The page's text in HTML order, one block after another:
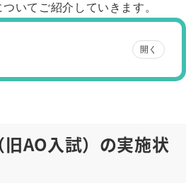
いてご紹介していきます。
開く
AO入試）の実施状